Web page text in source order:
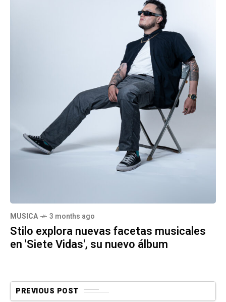
MUSICA 3 months ago
Stilo explora nuevas facetas musicales
en 'Siete Vidas', su nuevo álbum
PREVIOUS POST